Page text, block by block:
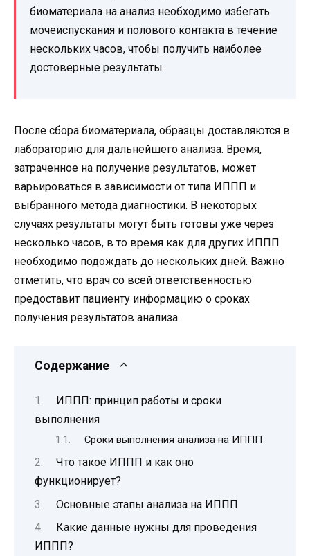
биоматериала на анализ необходимо избегать
мочеиспускания и полового контакта в течение
нескольких часов, чтобы получить наиболее
достоверные результаты
После сбора биоматериала, образцы доставляются в
лабораторию для дальнейшего анализа. Время,
затраченное на получение результатов, может
варьироваться в зависимости от типа ИППП и
выбранного метода диагностики. В некоторых
случаях результаты могут быть готовы уже через
несколько часов, в то время как для других ИППП
необходимо подождать до нескольких дней. Важно
отметить, что врач со всей ответственностью
предоставит пациенту информацию о сроках
получения результатов анализа.
Содержание
ИППП: принцип работы и сроки
выполнения
Сроки выполнения анализа на ИППП
Что такое ИППП и как оно
функционирует?
Основные этапы анализа на ИППП
Какие данные нужны для проведения
ИППП?